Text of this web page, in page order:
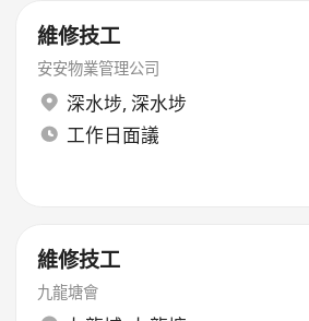
維修技工
安安物業管理公司
深水埗, 深水埗
工作日面議
維修技工
九龍塘會